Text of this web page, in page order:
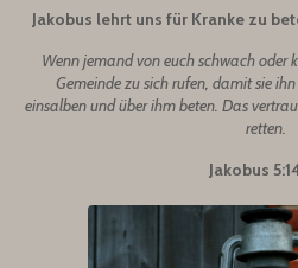
Jakobus lehrt uns für Kranke zu
Wenn jemand von euch schwach oder
Gemeinde zu sich rufen, damit sie
einsalben und über ihm beten. Das
retten.
Jakobus